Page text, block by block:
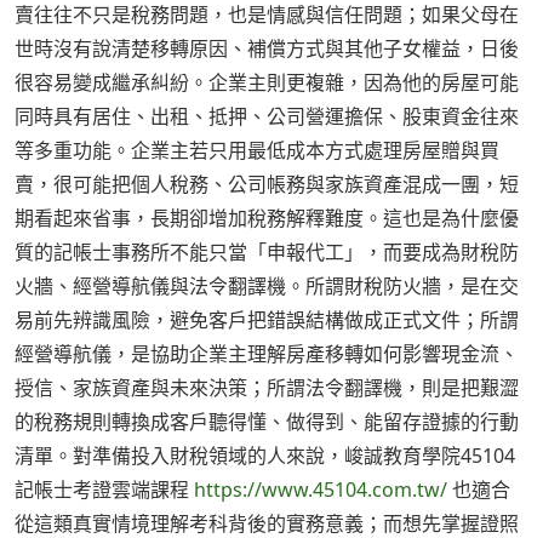
賣往往不只是稅務問題，也是情感與信任問題；如果父母在
世時沒有說清楚移轉原因、補償方式與其他子女權益，日後
很容易變成繼承糾紛。企業主則更複雜，因為他的房屋可能
同時具有居住、出租、抵押、公司營運擔保、股東資金往來
等多重功能。企業主若只用最低成本方式處理房屋贈與買
賣，很可能把個人稅務、公司帳務與家族資產混成一團，短
期看起來省事，長期卻增加稅務解釋難度。這也是為什麼優
質的記帳士事務所不能只當「申報代工」，而要成為財稅防
火牆、經營導航儀與法令翻譯機。所謂財稅防火牆，是在交
易前先辨識風險，避免客戶把錯誤結構做成正式文件；所謂
經營導航儀，是協助企業主理解房產移轉如何影響現金流、
授信、家族資產與未來決策；所謂法令翻譯機，則是把艱澀
的稅務規則轉換成客戶聽得懂、做得到、能留存證據的行動
清單。對準備投入財稅領域的人來說，峻誠教育學院45104
記帳士考證雲端課程 https://www.45104.com.tw/也適合
從這類真實情境理解考科背後的實務意義；而想先掌握證照